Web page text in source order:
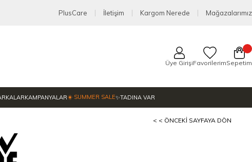
PlusCare İletişim Kargom Nerede Mağazalarımız
Üye GirişiFavorilerimSepetim
KAMPANYALAR☀️ SUMMER SALE✨TADINA VAR
< < ÖNCEKI SAYFAYA DÖN